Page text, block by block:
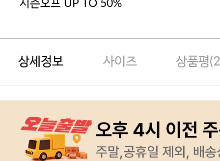
시즌오프 UP TO 50%
상세정보 사이즈 상품평(2